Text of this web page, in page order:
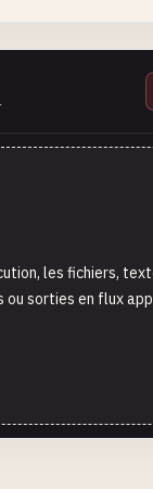
les fichiers,
ou sorties en flux